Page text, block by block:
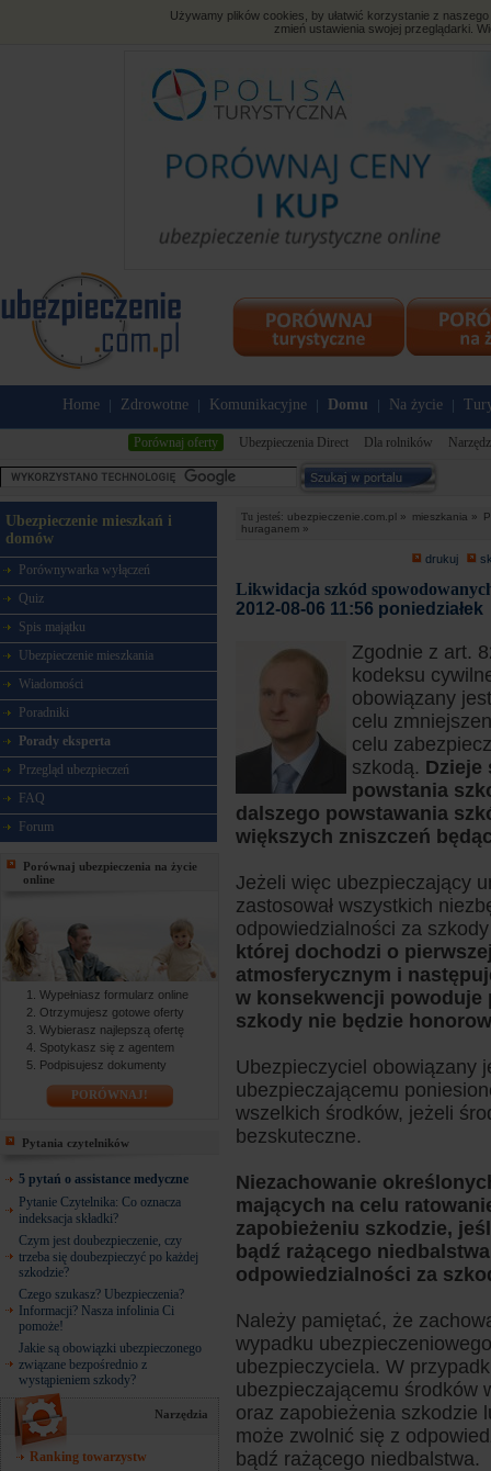
Używamy plików cookies, by ułatwić korzystanie z
zmień ustawienia swojej przeglądarki.
Home Zdrowotne Komunikacyjne Domu Na życie
Porównaj oferty Ubezpieczenia Direct Dla rolników
Ubezpieczenie mieszkań i
domów
Porównywarka wyłączeń
Quiz
Spis majątku
Ubezpieczenie mieszkania
Wiadomości
Poradniki
Porady eksperta
Przegląd ubezpieczeń
FAQ
Forum
Porównaj ubezpieczenia na życie
online
Wypełniasz formularz online
Otrzymujesz gotowe oferty
Wybierasz najlepszą ofertę
Spotykasz się z agentem
Podpisujesz dokumenty
PORÓWNAJ!
Pytania czytelników
5 pytań o assistance medyczne
Pytanie Czytelnika: Co oznacza
indeksacja składki?
Czym jest doubezpieczenie, czy
trzeba się doubezpieczyć po każdej
szkodzie?
Czego szukasz? Ubezpieczenia?
Informacji? Nasza infolinia Ci
pomoże!
Jakie są obowiązki ubezpieczonego
związane bezpośrednio z
wystąpieniem szkody?
Narzędzia
Ranking towarzystw
Tu jesteś: ubezpieczenie.com.pl » mieszkania »
huraganem »
drukuj
Likwidacja szkód
2012-08-06 11:56 poniedziałek
Zgodnie z art.
kodeksu
obowiązany
celu
celu
szkodą. Dzieje
powstania
dalszego powstawania
większych zniszczeń
Jeżeli więc ubezpieczający
zastosował wszystkich
odpowiedzialności za
której dochodzi o
atmosferycznym i
w konsekwencji powoduje
szkody nie będzie
Ubezpieczyciel obowiązany
ubezpieczającemu
wszelkich środków, jeżeli
bezskuteczne.
Niezachowanie
mających na celu
zapobieżeniu szkodzie,
bądź rażącego
odpowiedzialności za
Należy pamiętać, że
wypadku
ubezpieczyciela. W
ubezpieczającemu środków
oraz zapobieżenia szkodzie
może zwolnić się z
bądź rażącego niedbalstwa.